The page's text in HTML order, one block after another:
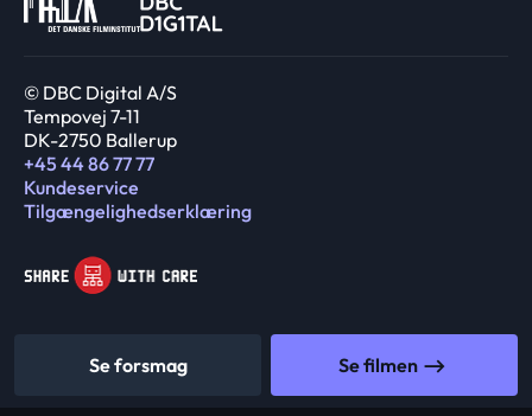
Se forsmag Se filmen
© DBC Digital A/S
Tempovej 7-11
DK-2750 Ballerup
+45 44 86 77 77
Kundeservice
Tilgængelighedserklæring